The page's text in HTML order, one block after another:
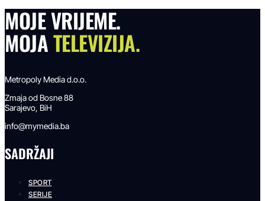
MOJE VRIJEME.
MOJATELEVIZIJA.
Metropoly Media d.o.o.
Zmaja od Bosne 88
Sarajevo, BiH
info@mymedia.ba
SADRŽAJI
SPORT
SERIJE